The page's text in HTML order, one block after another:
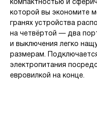
компактностью и
которой вы экономите
гранях устройства
на четвёртой — два
и выключения легко
размерам.
электропитания
евровилкой на конце.